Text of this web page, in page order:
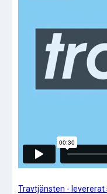
Travtjänsten -